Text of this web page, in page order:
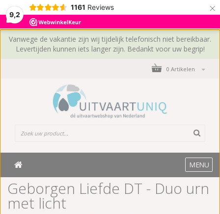
9,2
1161 Reviews ×
Vanwege de vakantie zijn wij tijdelijk telefonisch niet bereikbaar.
Levertijden kunnen iets langer zijn. Bedankt voor uw begrip!
0 Artikelen
MENU
Geborgen Liefde DT - Duo urn
met licht